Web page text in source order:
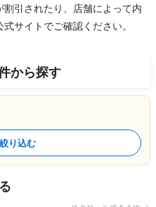
引されたり、店舗によって内
サイトでご確認ください。
から探す
り込む